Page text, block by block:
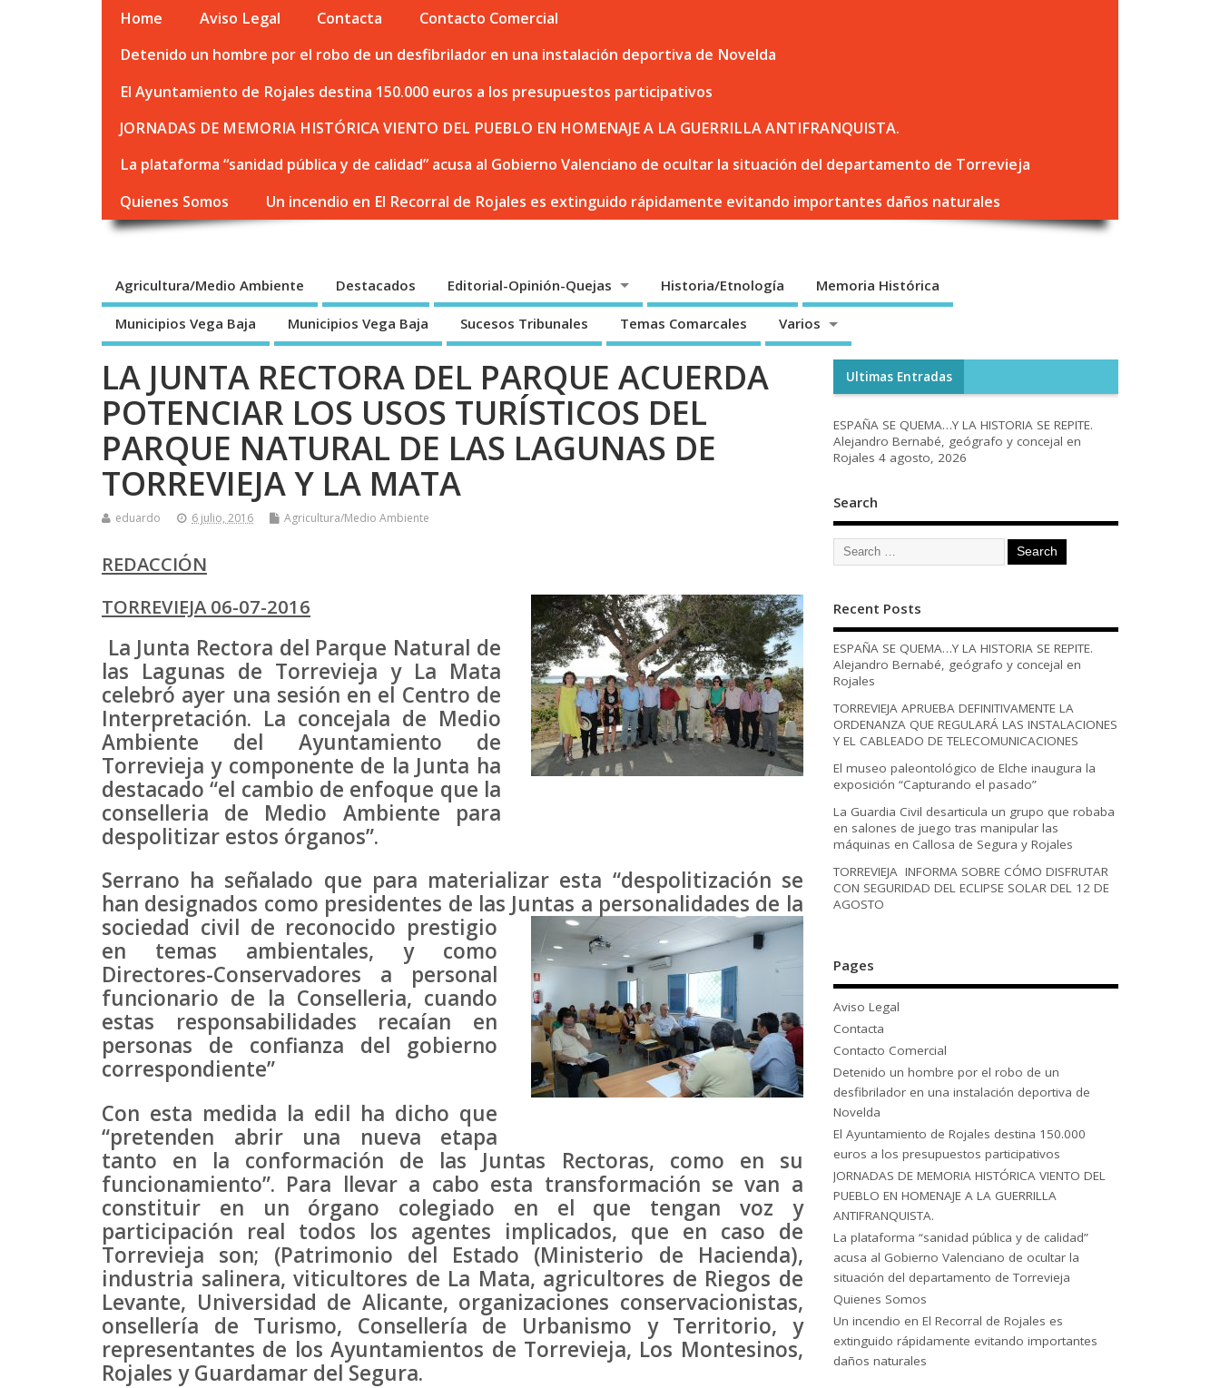
Home Aviso Legal Contacta
Contacto Comercial
Detenido un hombre por el robo de un desfibrilador en una instalación deportiva de Novelda
El Ayuntamiento de Rojales destina 150.000 euros a los presupuestos participativos
JORNADAS DE MEMORIA HISTÓRICA VIENTO DEL PUEBLO EN HOMENAJE A LA GUERRILLA ANTIFRANQUISTA.
La plataforma “sanidad pública y de calidad” acusa al Gobierno Valenciano de ocultar la situación del departamento de Torrevieja
Quienes Somos
Un incendio en El Recorral de Rojales es extinguido rápidamente evitando importantes daños naturales
Agricultura/Medio Ambiente Destacados Editorial-Opinión-Quejas Historia/Etnología Memoria Histórica
Municipios Vega Baja Municipios Vega Baja Sucesos Tribunales Temas Comarcales Varios
LA JUNTA RECTORA DEL PARQUE ACUERDA
POTENCIAR LOS USOS TURÍSTICOS DEL
PARQUE NATURAL DE LAS LAGUNAS DE
TORREVIEJA Y LA MATA
eduardo 6 julio, 2016 Agricultura/Medio Ambiente
REDACCIÓN
TORREVIEJA 06-07-2016
La Junta Rectora del Parque Natural de
las Lagunas de Torrevieja y La Mata
celebró ayer una sesión en el Centro de
Interpretación. La concejala de Medio
Ambiente del Ayuntamiento de
Torrevieja y componente de la Junta ha
destacado “el cambio de enfoque que la
conselleria de Medio Ambiente para
despolitizar estos órganos”.
Serrano ha señalado que para materializar esta “despolitización se
han designados como presidentes de las Juntas a personalidades de la
sociedad civil de reconocido prestigio
en temas ambientales, y como
Directores-Conservadores a personal
funcionario de la Conselleria, cuando
estas responsabilidades recaían en
personas de confianza del gobierno
correspondiente”
Con esta medida la edil ha dicho que
“pretenden abrir una nueva etapa
tanto en la conformación de las Juntas Rectoras, como en su
funcionamiento”. Para llevar a cabo esta transformación se van a
constituir en un órgano colegiado en el que tengan voz y
participación real todos los agentes implicados, que en caso de
Torrevieja son; (Patrimonio del Estado (Ministerio de Hacienda),
industria salinera, viticultores de La Mata, agricultores de Riegos de
Levante, Universidad de Alicante, organizaciones conservacionistas,
onsellería de Turismo, Consellería de Urbanismo y Territorio, y
representantes de los Ayuntamientos de Torrevieja, Los Montesinos,
Rojales y Guardamar del Segura.
Ultimas Entradas
ESPAÑA SE QUEMA…Y LA HISTORIA SE REPITE.
Alejandro Bernabé, geógrafo y concejal en
Rojales 4 agosto, 2026
Search
Recent Posts
ESPAÑA SE QUEMA…Y LA HISTORIA SE REPITE.
Alejandro Bernabé, geógrafo y concejal en
Rojales
TORREVIEJA APRUEBA DEFINITIVAMENTE LA
ORDENANZA QUE REGULARÁ LAS INSTALACIONES
Y EL CABLEADO DE TELECOMUNICACIONES
El museo paleontológico de Elche inaugura la
exposición “Capturando el pasado”
La Guardia Civil desarticula un grupo que robaba
en salones de juego tras manipular las
máquinas en Callosa de Segura y Rojales
TORREVIEJA INFORMA SOBRE CÓMO DISFRUTAR
CON SEGURIDAD DEL ECLIPSE SOLAR DEL 12 DE
AGOSTO
Pages
Aviso Legal
Contacta
Contacto Comercial
Detenido un hombre por el robo de un
desfibrilador en una instalación deportiva de
Novelda
El Ayuntamiento de Rojales destina 150.000
euros a los presupuestos participativos
JORNADAS DE MEMORIA HISTÓRICA VIENTO DEL
PUEBLO EN HOMENAJE A LA GUERRILLA
ANTIFRANQUISTA.
La plataforma “sanidad pública y de calidad”
acusa al Gobierno Valenciano de ocultar la
situación del departamento de Torrevieja
Quienes Somos
Un incendio en El Recorral de Rojales es
extinguido rápidamente evitando importantes
daños naturales